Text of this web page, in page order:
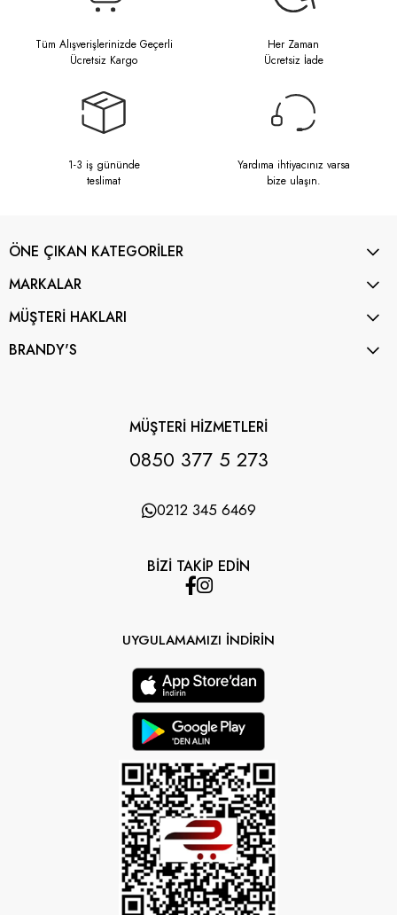
Tüm Alışverişlerinizde Geçerli
Ücretsiz Kargo
Her Zaman
Ücretsiz İade
1-3 iş gününde
teslimat
Yardıma ihtiyacınız varsa
bize ulaşın.
ÖNE ÇIKAN KATEGORİLER
MARKALAR
MÜŞTERİ HAKLARI
BRANDY'S
MÜŞTERİ HİZMETLERİ
0850 377 5 273
0212 345 6469
BİZİ TAKİP EDİN
UYGULAMAMIZI İNDİRİN